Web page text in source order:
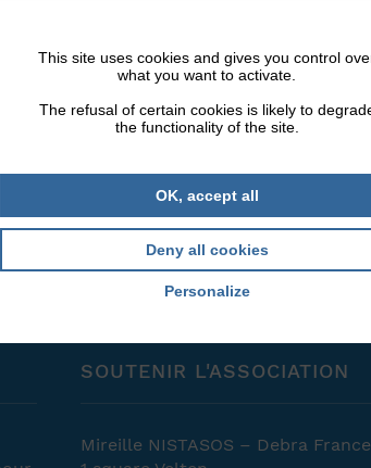
avec une
en ligne organisé
SOUTENIR L'ASSOCIATION
Mireille NISTASOS – Debra France
This site uses cookies and gives you control
what you want to activate.
The refusal of certain cookies is likely to
the functionality of the site.
OK, accept all
Deny all cookies
Personalize